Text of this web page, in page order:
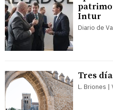
Intur
Diario de
Tres
L. Briones |